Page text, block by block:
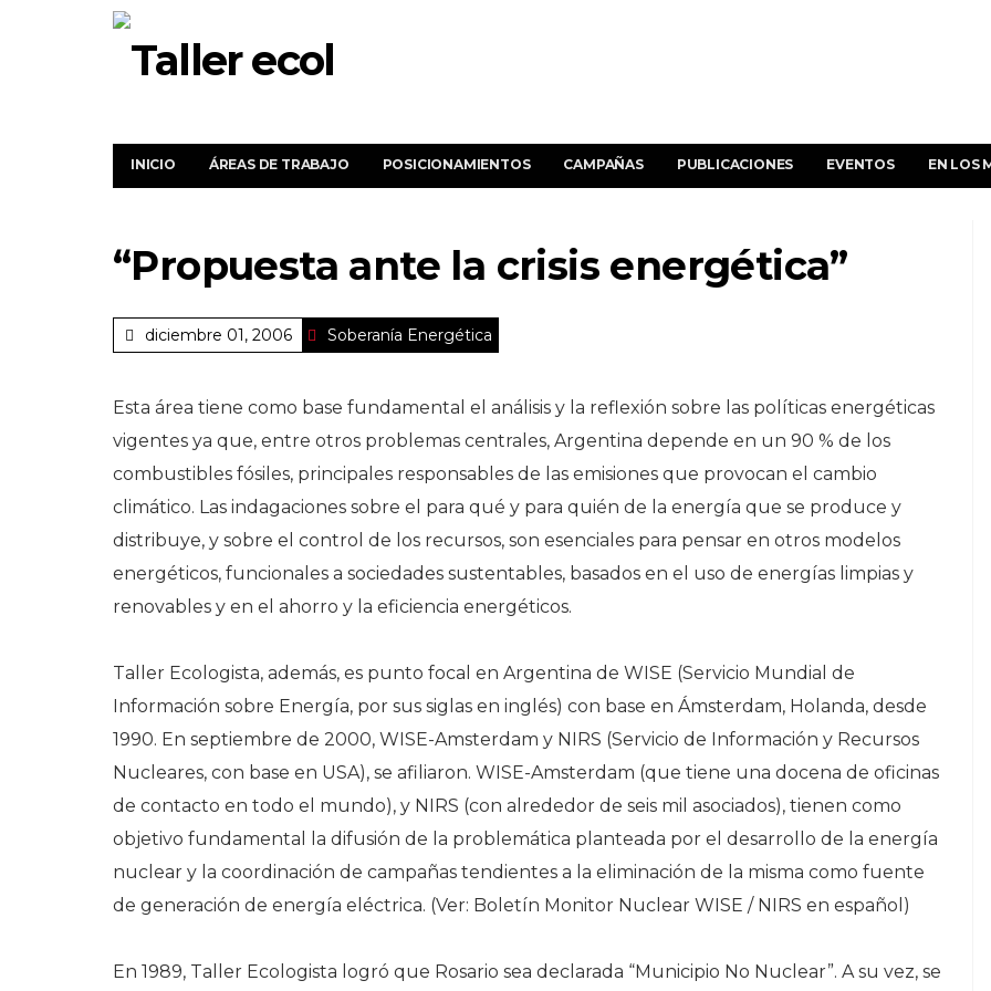
INICIO ÁREAS DE TRABAJO POSICIONAMIENTOS CAMPAÑAS PUBLICACIONES EVENTOS EN LOS
“Propuesta ante la crisis energética”
diciembre 01, 2006 Soberanía Energética
Esta área tiene como base fundamental el análisis y la reflexión sobre las políticas energéticas
vigentes ya que, entre otros problemas centrales, Argentina depende en un 90 % de los
combustibles fósiles, principales responsables de las emisiones que provocan el cambio
climático. Las indagaciones sobre el para qué y para quién de la energía que se produce y
distribuye, y sobre el control de los recursos, son esenciales para pensar en otros modelos
energéticos, funcionales a sociedades sustentables, basados en el uso de energías limpias y
renovables y en el ahorro y la eficiencia energéticos.
Taller Ecologista, además, es punto focal en Argentina de WISE (Servicio Mundial de
Información sobre Energía, por sus siglas en inglés) con base en Ámsterdam, Holanda, desde
1990. En septiembre de 2000, WISE-Amsterdam y NIRS (Servicio de Información y Recursos
Nucleares, con base en USA), se afiliaron. WISE-Amsterdam (que tiene una docena de oficinas
de contacto en todo el mundo), y NIRS (con alrededor de seis mil asociados), tienen como
objetivo fundamental la difusión de la problemática planteada por el desarrollo de la energía
nuclear y la coordinación de campañas tendientes a la eliminación de la misma como fuente
de generación de energía eléctrica. (Ver: Boletín Monitor Nuclear WISE / NIRS en español)
En 1989, Taller Ecologista logró que Rosario sea declarada “Municipio No Nuclear”. A su vez, se